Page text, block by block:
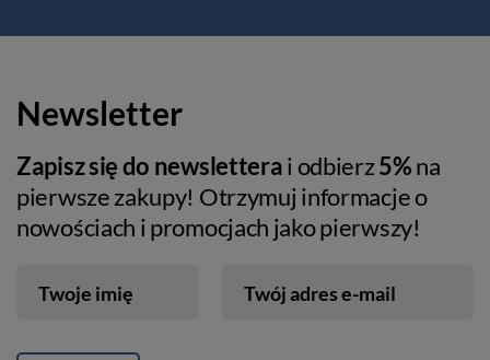
Newsletter
Zapisz się do newsletterai odbierz5%na
pierwsze zakupy! Otrzymuj informacje o
nowościach i promocjach jako pierwszy!
Twoje imię Twój adres e-mail